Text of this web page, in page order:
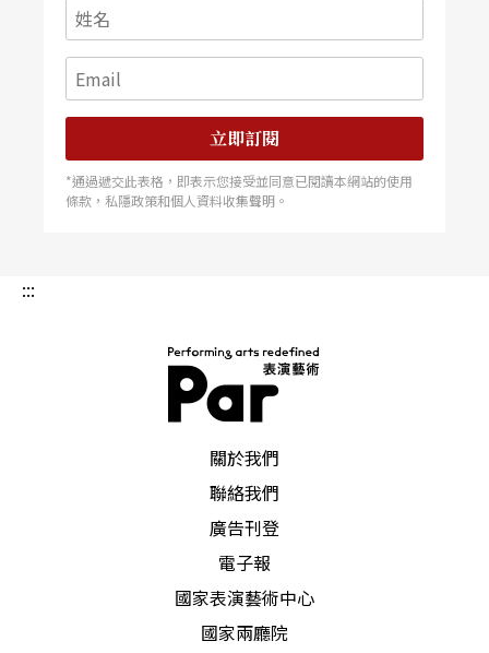
立即訂閱
*通過遞交此表格，即表示您接受並同意已閱讀本網站的使用
條款，私隱政策和個人資料收集聲明。
:::
關於我們
聯絡我們
廣告刊登
電子報
國家表演藝術中心
國家兩廳院